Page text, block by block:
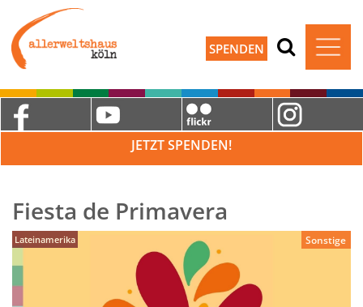
SPENDEN
JETZT SPENDEN!
Fiesta de Primavera
Lateinamerika Sonstige